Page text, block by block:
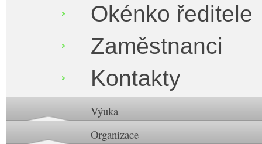
Okénko ředitele
Zaměstnanci
Kontakty
Výuka
Organizace